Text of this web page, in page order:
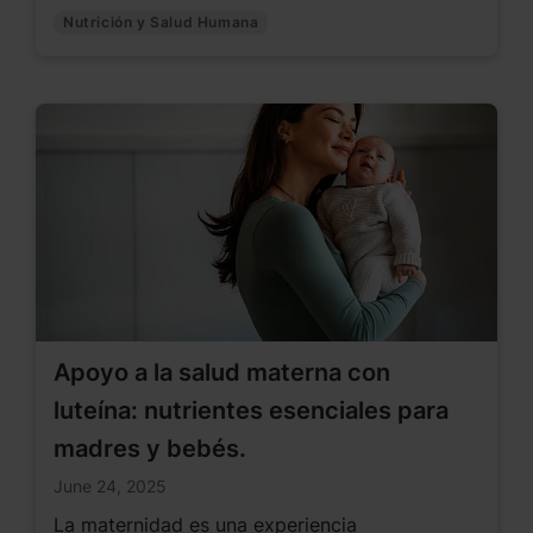
siendo importante, estas necesidades en
constante evolución exigen un enfoque más
integral del bienestar, especialmente cuando
se trata de reforzar las defensas inmunitarias
naturales del organismo.
Nutrición y Salud Humana
Apoyo a la salud materna con
luteína: nutrientes esenciales para
madres y bebés.
June 24, 2025
La maternidad es una experiencia